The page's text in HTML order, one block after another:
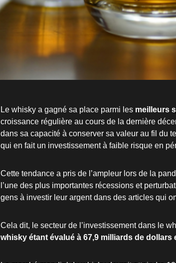
Le whisky a gagné sa place parmi les meilleurs
croissance régulière au cours de la dernière
dans sa capacité à conserver sa valeur au fil du
qui en fait un investissement à faible risque en
Cette tendance a pris de l’ampleur lors de la
l’une des plus importantes récessions et
gens à investir leur argent dans des articles qui
Cela dit, le secteur de l’investissement dans le
whisky étant évalué à 67,9 milliards de dollars